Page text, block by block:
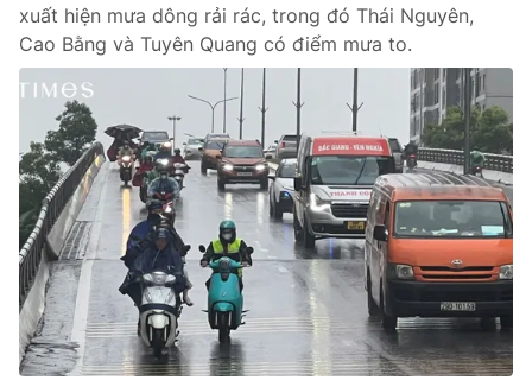
xuất hiện mưa dông rải rác, trong đó Thái Nguyên,
Cao Bằng và Tuyên Quang có điểm mưa to.